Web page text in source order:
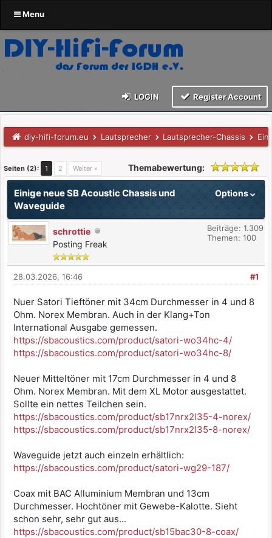
Menu
LOGIN Register Account
diy-hifi-forum.eu Lautsprecher Lautsprecher-Chassis
Seiten (2): 1 2 Weiter » Themabewertung:
Options
Einige neue SB Acoustic Chassis und
Waveguide
schrottie
Posting Freak
Beiträge: 1.309
Themen: 100
#1
28.03.2026, 16:46
Nuer Satori Tieftöner mit 34cm Durchmesser in 4 und 8
Ohm. Norex Membran. Auch in der Klang+Ton
International Ausgabe gemessen.
https://sbacoustics.com/product/satori-wo34hc-4/
https://sbacoustics.com/product/satori-wo34hc-8/
Neuer Mitteltöner mit 17cm Durchmesser in 4 und 8
Ohm. Norex Membran. Mit dem XL Motor ausgestattet.
Sollte ein nettes Teilchen sein.
https://sbacoustics.com/product/sb17nrx2l35-4-norex/
https://sbacoustics.com/product/sb17nrx2l35-8-norex/
Waveguide jetzt auch einzeln erhältlich:
https://sbacoustics.com/product/satori-wg29-187/
Coax mit BAC Alluminium Membran und 13cm
Durchmesser. Hochtöner mit Gewebe-Kalotte. Sieht
schon sehr, sehr gut aus...
https://sbacoustics.com/product/sb15bac30-8-coax/